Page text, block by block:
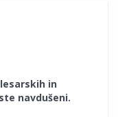
in
navdušeni.